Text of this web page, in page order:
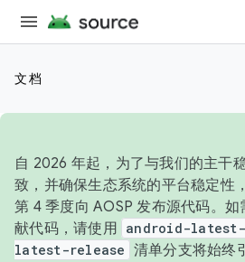
文档
自 2026 年起，为了与我们的主干
致，并确保生态系统的平台稳定性
第 4 季度向 AOSP 发布源代码。
献代码，请使用 android-
latest-release 清单分支将始终